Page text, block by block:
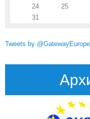
24
25
31
Tweets by @GatewayEurope